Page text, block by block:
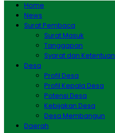
Home
News
Surat Pembaca
Surat Masuk
Tanggapan
Syarat dan Ketentuan
Desa
Profil Desa
Profil Kepala Desa
Potensi Desa
Kebijakan Desa
Desa Membangun
Daerah